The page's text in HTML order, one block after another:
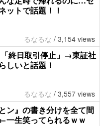
ットで話題！！
るなるな / 3,154 views
終日取引停止」→東証社
しいと話題！
るなるな / 3,557 views
ン』の書き分けを全て間
一生笑ってられるｗｗ